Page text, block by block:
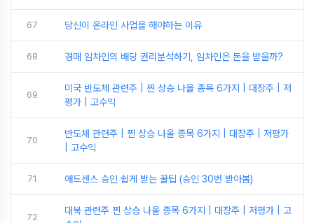
67 당신이 온라인 사업을 해야하는 이유
68 경매 임차인의 배당 권리분석하기, 임차인은 돈을 받을까?
69
미국 반도체 관련주 | 찐 상승 나올 종목 6가지 | 대장주 | 저
평가 | 고수익
70
반도체 관련주 | 찐 상승 나올 종목 6가지 | 대장주 | 저평가
| 고수익
71 애드센스 승인 쉽게 받는 꿀팁 (승인 30번 받아봄)
72
대북 관련주 찐 상승 나올 종목 6가지 | 대장주 | 저평가 | 고